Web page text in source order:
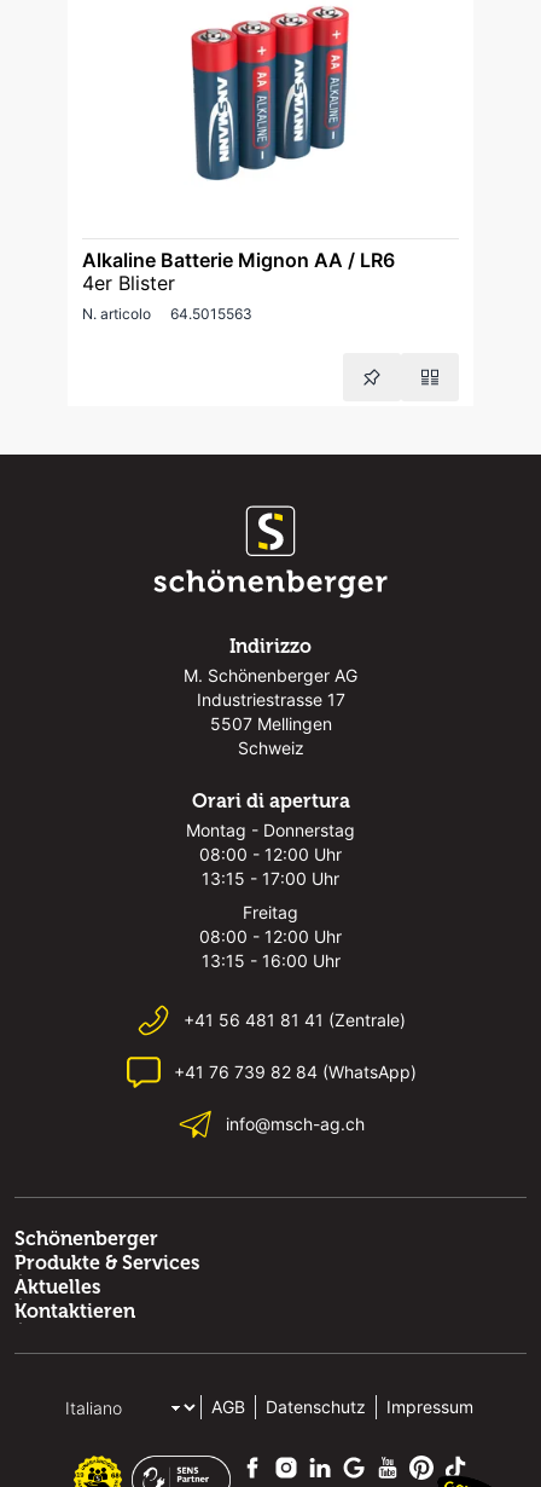
Alkaline Batterie Mignon AA / LR6
4er Blister
N. articolo 64.5015563
Indirizzo
M. Schönenberger AG
Industriestrasse 17
5507 Mellingen
Schweiz
Orari di apertura
Montag - Donnerstag
08:00 - 12:00 Uhr
13:15 - 17:00 Uhr
Freitag
08:00 - 12:00 Uhr
13:15 - 16:00 Uhr
+41 56 481 81 41 (Zentrale)
+41 76 739 82 84 (WhatsApp)
info@msch-ag.ch
Schönenberger
Produkte & Services
Aktuelles
Kontaktieren
AGB Datenschutz Impressum